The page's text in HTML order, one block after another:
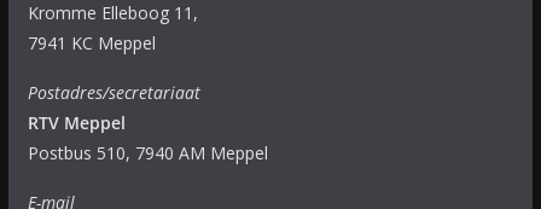
Kromme Elleboog 11,
7941 KC Meppel
Postadres/secretariaat
RTV Meppel
Postbus 510, 7940 AM Meppel
E-mail